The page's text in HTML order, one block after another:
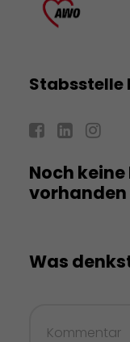
Stabsstelle
Noch
vorhanden
Was